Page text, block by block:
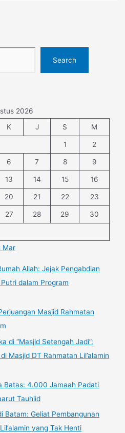
Search
2026
K J S M
1 2
6 7 8 9
13 14 15 16
20 21 22 23
27 28 29 30
Mar
Allah: Jejak Pengabdian
dalam Program
Masjid Rahmatan
di “Masjid Setengah Jadi”:
Masjid DT Rahmatan Lil’alamin
Batas: 4.000 Jamaah Padati
Tauhiid
Batam: Geliat Pembangunan
yang Tak Henti